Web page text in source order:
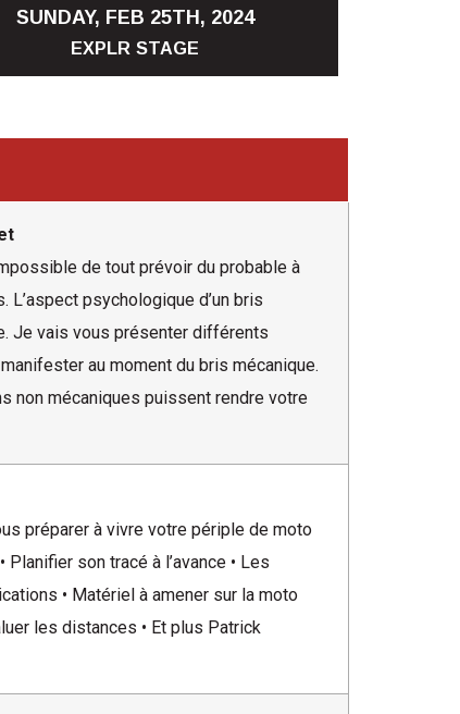
SUNDAY, FEB 25TH, 2024
EXPLR STAGE
de tout prévoir du probable à
psychologique d’un bris
Je vais vous présenter différents
au moment du bris mécanique.
non mécaniques puissent rendre votre
préparer à vivre votre périple de moto
son tracé à l’avance • Les
• Matériel à amener sur la moto
les distances • Et plus Patrick